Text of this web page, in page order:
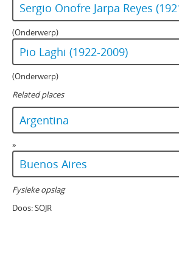
Sergio Onofre Jarpa Reyes
(Onderwerp)
Pio Laghi (1922-2009)
(Onderwerp)
Related places
Argentina
»
Buenos Aires
Fysieke opslag
Doos:SOJR